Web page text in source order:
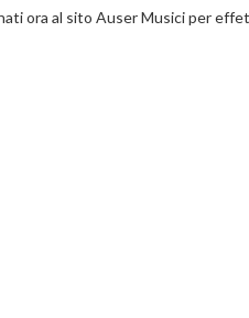
ora al sito Auser Musici per